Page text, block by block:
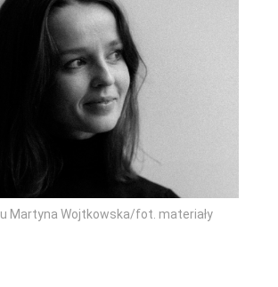
Martyna Wojtkowska/fot. materiały